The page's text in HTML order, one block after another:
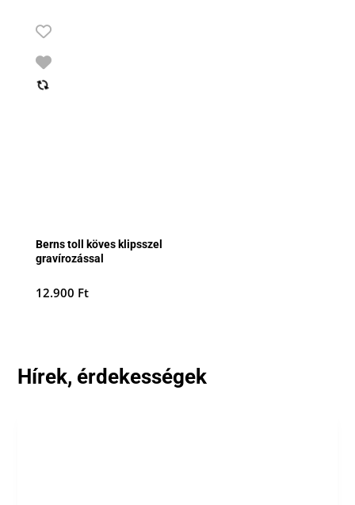
Berns toll köves klipsszel
gravírozással
12.900 Ft
Hírek, érdekességek